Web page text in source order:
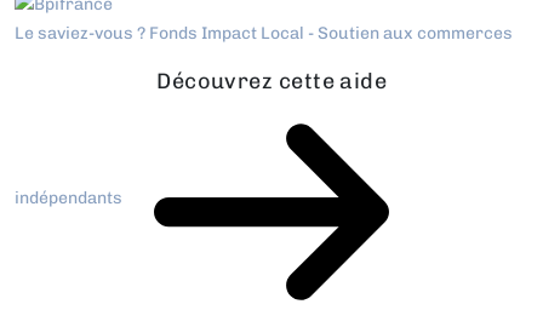
Le saviez-vous ? Fonds Impact Local - Soutien aux commerces
indépendants
Découvrez cette aide